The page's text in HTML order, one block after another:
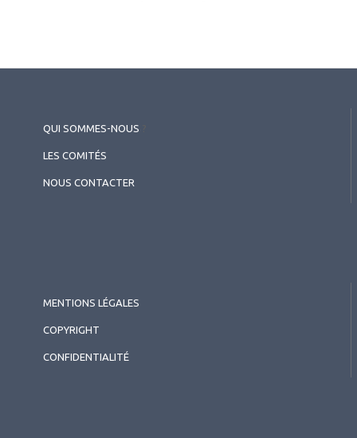
QUI SOMMES-NOUS
LES COMITÉS
NOUS CONTACTER
MENTIONS LÉGALES
COPYRIGHT
CONFIDENTIALITÉ